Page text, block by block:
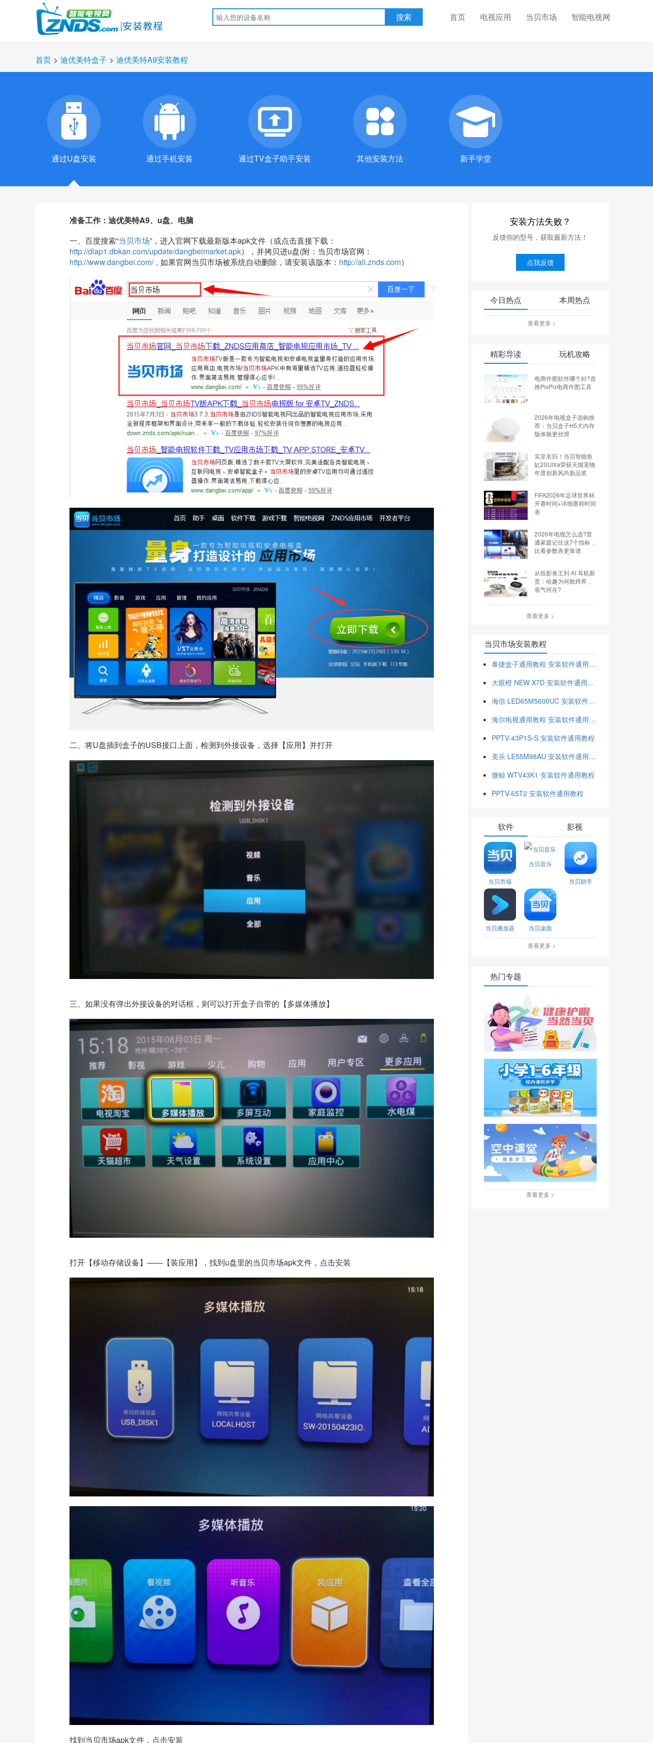
首页 电视应用 当贝市场 智能电视网
首页 > 迪优美特盒子 > 迪优美特A9安装教程
通过U盘安装 通过手机安装 通过TV盒子助手安装 其他安装方法 新手学堂
准备工作：迪优美特A9、u盘、电脑
一、百度搜索“当贝市场”，进入官网下载最新版本apk文件（或点击直接下载：
http://dlap1.dbkan.com/update/dangbeimarket.apk），并拷贝进u盘(附：当贝市场官网：
http://www.dangbei.com/， 如果官网当贝市场被系统自动删除，请安装该版本： http://ali.znds.com）
二、将U盘插到盒子的USB接口上面，检测到外接设备，选择【应用】并打开
三、如果没有弹出外接设备的对话框，则可以打开盒子自带的【多媒体播放】
打开【移动存储设备】——【装应用】， 找到u盘里的当贝市场apk文件，点击安装
找到当贝市场apk文件，点击安装
安装方法失败？
反馈你的型号，获取最新方法！
点我反馈
今日热点 本周热点
查看更多 >
精彩导读 玩机攻略
电商作图软件哪个好?首
推PixPix电商作图工具
2026年电视盒子选购推
荐：当贝盒子H5大内存
版体验更丝滑
实至名归！当贝智能鱼
缸2SUltra荣获天猫宠物
年度创新风尚新品奖
FIFA2026年足球世界杯
开赛时间+详细赛程时间
表
2026年电视怎么选?普
通家庭记住这7个指标，
比看参数表更靠谱
从投影卷王到 AI 耳机新
贵：哈趣为何敢跨界，
底气何在?
查看更多 >
当贝市场安装教程
泰捷盒子通用教程 安装软件通用教程
大眼橙 NEW X7D 安装软件通用教程
海信 LED65M5600UC 安装软件通用教程
海尔电视通用教程 安装软件通用教程
PPTV-43P1S-S 安装软件通用教程
美乐 LE55M98AU 安装软件通用教程
微鲸 WTV43K1 安装软件通用教程
PPTV-65T2 安装软件通用教程
软件 影视
当贝市场
当贝音乐
当贝助手
当贝播放器 当贝桌面
查看更多 >
热门专题
查看更多 >